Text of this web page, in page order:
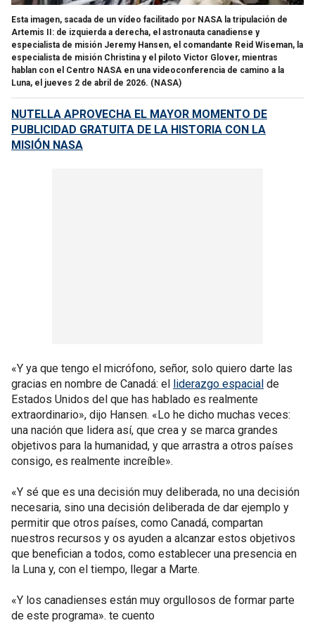
Esta imagen, sacada de un vídeo facilitado por NASA la tripulación de
Artemis II: de izquierda a derecha, el astronauta canadiense y
especialista de misión Jeremy Hansen, el comandante Reid Wiseman, la
especialista de misión Christina y el piloto Victor Glover, mientras
hablan con el Centro NASA en una videoconferencia de camino a la
Luna, el jueves 2 de abril de 2026. (NASA)
NUTELLA APROVECHA EL MAYOR MOMENTO DE
PUBLICIDAD GRATUITA DE LA HISTORIA CON LA
MISIÓN NASA
«Y ya que tengo el micrófono, señor, solo quiero darte las
gracias en nombre de Canadá: el liderazgo espacial de
Estados Unidos del que has hablado es realmente
extraordinario», dijo Hansen. «Lo he dicho muchas veces:
una nación que lidera así, que crea y se marca grandes
objetivos para la humanidad, y que arrastra a otros países
consigo, es realmente increíble».
«Y sé que es una decisión muy deliberada, no una decisión
necesaria, sino una decisión deliberada de dar ejemplo y
permitir que otros países, como Canadá, compartan
nuestros recursos y os ayuden a alcanzar estos objetivos
que benefician a todos, como establecer una presencia en
la Luna y, con el tiempo, llegar a Marte.
«Y los canadienses están muy orgullosos de formar parte
de este programa». te cuento